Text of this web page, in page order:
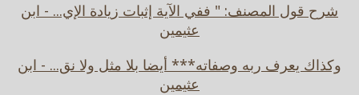
شرح قول المصنف: " ففي الآية إثبات زيادة الإي... - ابن
عثيمين
وكذاك يعرف ربه وصفاته*** أيضا بلا مثل ولا نق... - ابن
عثيمين